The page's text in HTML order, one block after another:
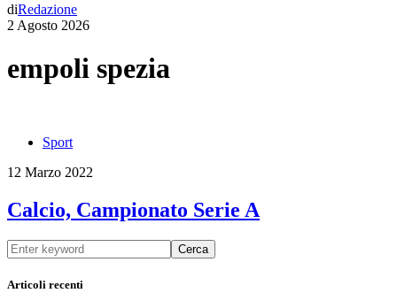
diRedazione
2 Agosto 2026
empoli spezia
Sport
12 Marzo 2022
Calcio, Campionato Serie A
Cerca
Articoli recenti